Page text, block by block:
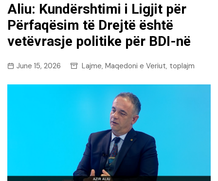
Aliu: Kundërshtimi i Ligjit për
Përfaqësim të Drejtë është
vetëvrasje politike për BDI-në
June 15, 2026 Lajme, Maqedoni e Veriut, toplajm